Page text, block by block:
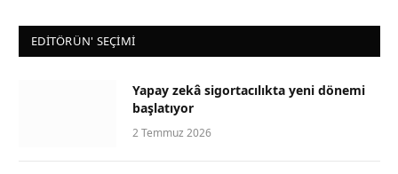
EDİTÖRÜN' SEÇİMİ
Yapay zekâ sigortacılıkta yeni dönemi
başlatıyor
2 Temmuz 2026